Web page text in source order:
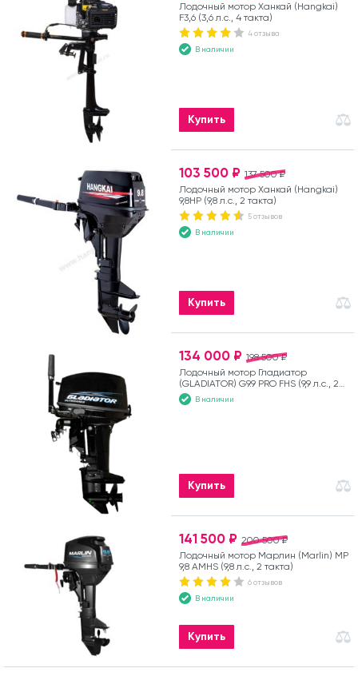
Лодочный мотор Ханкай (Hangkai)
F3,6 (3,6 л.с., 4 такта)
4 отзыва
В наличии
Купить
137 500 ₽
103 500 ₽
Лодочный мотор Ханкай (Hangkai)
9,8HP (9,8 л.с., 2 такта)
5 отзывов
В наличии
Купить
198 500 ₽
134 000 ₽
Лодочный мотор Гладиатор
(GLADIATOR) G9.9 PRO FHS (9,9 л.с., 2
такта)В наличии
Купить
200 500 ₽
141 500 ₽
Лодочный мотор Марлин (Marlin) MP
9,8 AMHS (9,8 л.с., 2 такта)
6 отзывов
В наличии
Купить